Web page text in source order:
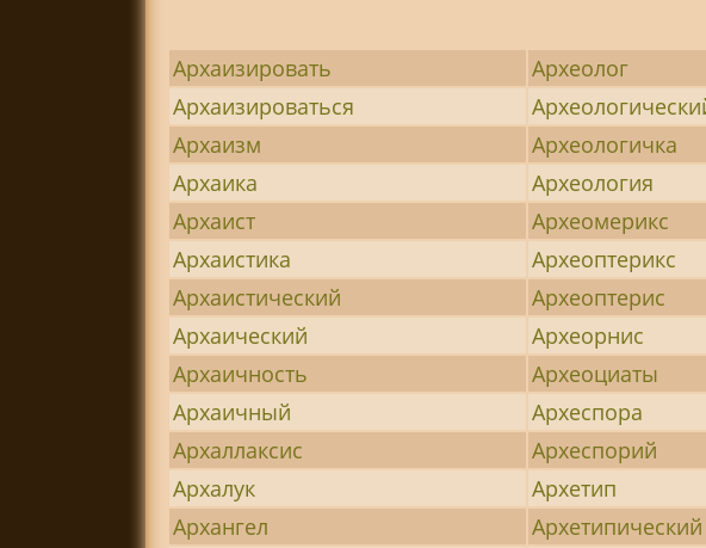
Архаизировать
Археолог
Архаизироваться
Архаизм
Археологичка
Архаика
Археология
Архаист
Археомерикс
Архаистика
Археоптерикс
Архаистический
Археоптерис
Архаический
Археорнис
Архаичность
Археоциаты
Архаичный
Археспора
Архаллаксис
Археспорий
Архалук
Архетип
Архангел
Архетипический